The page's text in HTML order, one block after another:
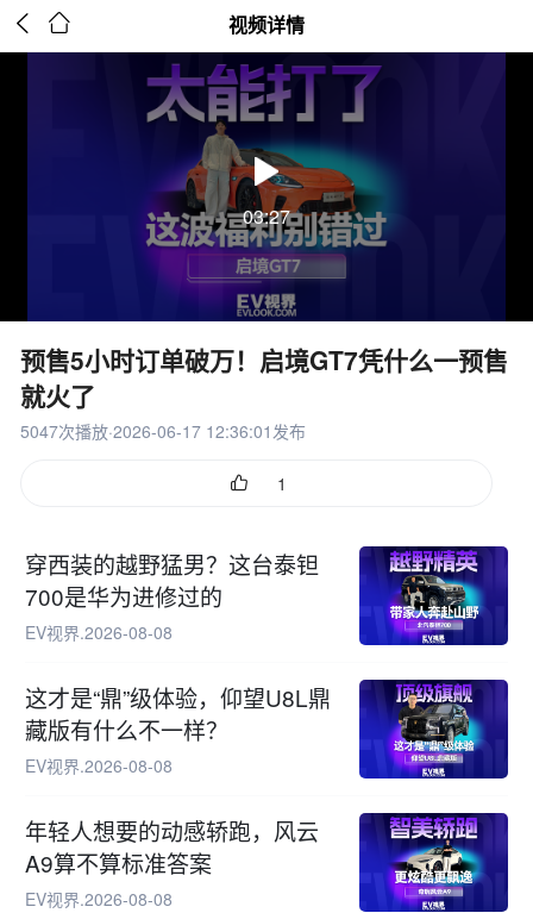
  视频详情
03:27
预售5小时订单破万！启境GT7凭什么一预售
就火了
5047次播放·2026-06-17 12:36:01发布
 1
穿西装的越野猛男？这台泰钽
700是华为进修过的
EV视界.2026-08-08
这才是“鼎”级体验，仰望U8L鼎
藏版有什么不一样？
EV视界.2026-08-08
年轻人想要的动感轿跑，风云
A9算不算标准答案
EV视界.2026-08-08